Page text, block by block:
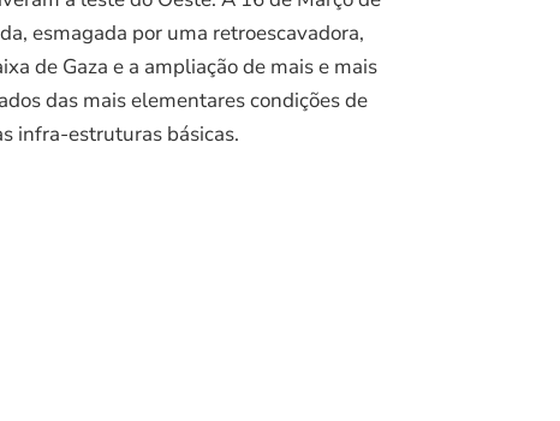
esmagada por uma retroescavadora,
de Gaza e a ampliação de mais e mais
das mais elementares condições de
infra-estruturas básicas.